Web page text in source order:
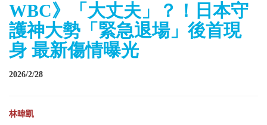
WBC》「大丈夫」？！日本守
護神大勢「緊急退場」後首現
身 最新傷情曝光
2026/2/28
林暐凱